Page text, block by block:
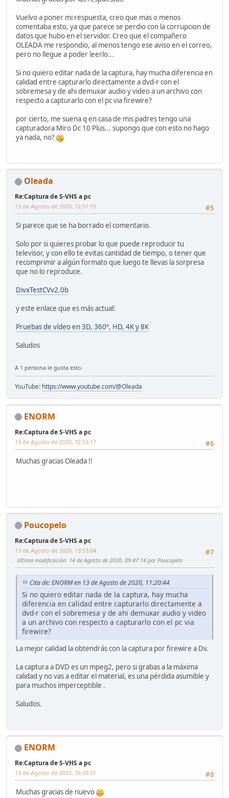
Vuelvo a poner mi respuesta, creo que mas o menos
comentaba esto, ya que parece se perdio con la corrupcion de
datos que hubo en el servidor. Creo que el compañero
OLEADA me respondio, al menos tengo ese aviso en el correo,
pero no llegue a poder leerlo...
Si no quiero editar nada de la captura, hay mucha diferencia en
calidad entre capturarlo directamente a dvd-r con el
sobremesa y de ahi demuxar audio y video a un archivo con
respecto a capturarlo con el pc via firewire?
por cierto, me suena q en casa de mis padres tengo una
capturadora Miro Dc 10 Plus... supongo que con esto no hago
ya nada, no?
Oleada
Re:Captura de S-VHS a pc
#5
13 de Agosto de 2020, 12:51:15
Si parece que se ha borrado el comentario.
Solo por si quieres probar lo que puede reproducir tu
televisor, y con ello te evitas cantidad de tiempo, o tener que
recomprimir a algún formato que luego te llevas la sorpresa
que no lo reproduce.
DivxTestCVv2.0b
y este enlace que es más actual:
Pruebas de vídeo en 3D, 360º, HD, 4K y 8K
Saludos
A 1 persona le gusta esto.
YouTube: https://www.youtube.com/@Oleada
ENORM
Re:Captura de S-VHS a pc
#6
13 de Agosto de 2020, 12:53:17
Muchas gracias Oleada !!
Poucopelo
Re:Captura de S-VHS a pc
#7
13 de Agosto de 2020, 13:53:04
Ultima modificación: 14 de Agosto de 2020, 09:47:14 por Poucopelo
Cita de: ENORM en 13 de Agosto de 2020, 11:20:44
Si no quiero editar nada de la captura, hay mucha
diferencia en calidad entre capturarlo directamente a
dvd-r con el sobremesa y de ahi demuxar audio y video
a un archivo con respecto a capturarlo con el pc via
firewire?
La mejor calidad la obtendrás con la captura por firewire a Dv.
La captura a DVD es un mpeg2, pero si grabas a la máxima
calidad y no vas a editar el material, es una pérdida asumible y
para muchos imperceptible .
Saludos.
ENORM
Re:Captura de S-VHS a pc
#8
13 de Agosto de 2020, 16:33:31
Muchas gracias de nuevo